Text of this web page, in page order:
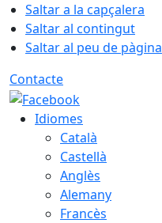
Saltar a la capçalera
Saltar al contingut
Saltar al peu de pàgina
Contacte
Idiomes
Català
Castellà
Anglès
Alemany
Francès